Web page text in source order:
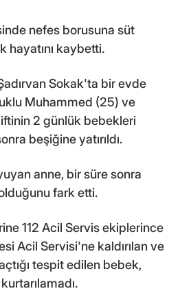
nefes borusuna süt
hayatını kaybetti.
Sokak'ta bir evde
Muhammed (25) ve
2 günlük bebekleri
beşiğine yatırıldı.
anne, bir süre sonra
fark etti.
112 Acil Servis ekiplerince
Acil Servisi'ne kaldırılan ve
tespit edilen bebek,